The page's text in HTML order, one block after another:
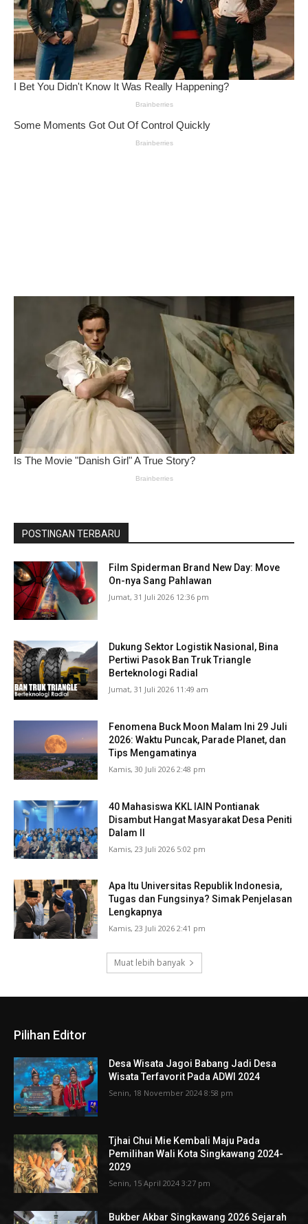
POSTINGAN TERBARU
Film Spiderman Brand New Day: Move
On-nya Sang Pahlawan
Jumat, 31 Juli 2026 12:36 pm
Dukung Sektor Logistik Nasional, Bina
Pertiwi Pasok Ban Truk Triangle
Berteknologi Radial
Jumat, 31 Juli 2026 11:49 am
Fenomena Buck Moon Malam Ini 29 Juli
2026: Waktu Puncak, Parade Planet, dan
Tips Mengamatinya
Kamis, 30 Juli 2026 2:48 pm
40 Mahasiswa KKL IAIN Pontianak
Disambut Hangat Masyarakat Desa Peniti
Dalam II
Kamis, 23 Juli 2026 5:02 pm
Apa Itu Universitas Republik Indonesia,
Tugas dan Fungsinya? Simak Penjelasan
Lengkapnya
Kamis, 23 Juli 2026 2:41 pm
Muat lebih banyak
Pilihan Editor
Desa Wisata Jagoi Babang Jadi Desa
Wisata Terfavorit Pada ADWI 2024
Senin, 18 November 2024 8:58 pm
Tjhai Chui Mie Kembali Maju Pada
Pemilihan Wali Kota Singkawang 2024-
2029
Senin, 15 April 2024 3:27 pm
Bukber Akbar Singkawang 2026 Sejarah